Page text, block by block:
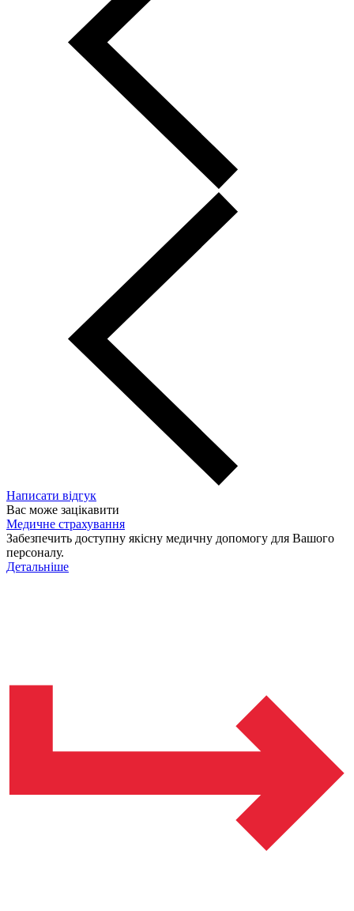
Написати відгук
Вас може зацікавити
Медичне страхування
Забезпечить доступну якісну медичну допомогу для Вашого
персоналу.
Детальніше